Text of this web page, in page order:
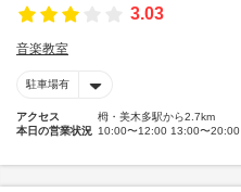
3.03
音楽教室
駐車場有
アクセス
栂・美木多駅から2.7km
本日の営業状況 10:00〜12:00 13:00〜20:00